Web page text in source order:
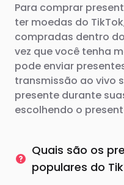
Para comprar
ter moedas do
compradas dentro
vez que você tenha
pode enviar
transmissão ao vivo
presente durante
escolhendo o
Quais são os
populares do